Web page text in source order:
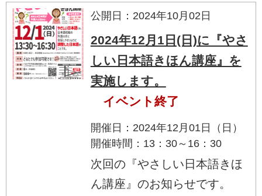
公開日：2024年10月02日
2024年12月1日(日)に『やさ
しい日本語きほん講座』を
実施します。
イベント終了
開催日：2024年12月01日（日）
開催時間：13：30～16：30
次回の『やさしい日本語きほ
ん講座』のお知らせです。